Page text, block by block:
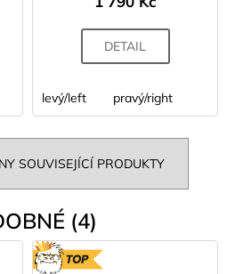
DETAIL
levý/left pravý/right
SOUVISEJÍCÍ PRODUKTY
(4)